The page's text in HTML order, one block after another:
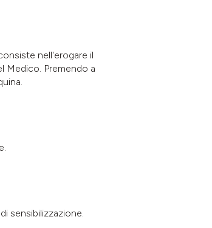
nell'erogare il
Medico. Premendo a
sensibilizzazione.